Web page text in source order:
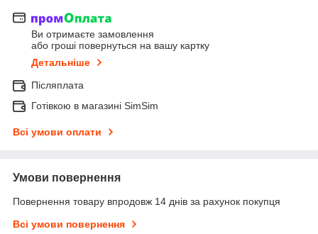
Ви отримаєте замовлення
або гроші повернуться на вашу картку
Детальніше
Післяплата
Готівкою в магазині SimSim
Всі умови оплати
Умови повернення
Повернення товару впродовж 14 днів за рахунок покупця
Всі умови повернення